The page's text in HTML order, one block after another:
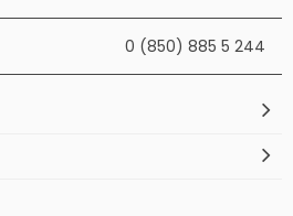
0 (850) 885 5 244